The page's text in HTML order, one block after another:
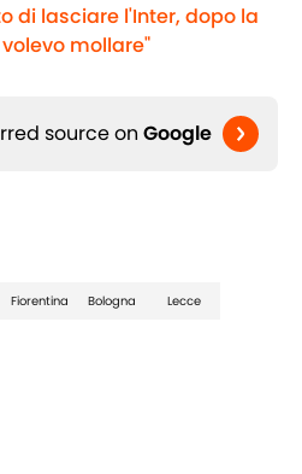
di lasciare l'Inter, dopo la
mollare"
source on Google
Fiorentina Bologna Lecce